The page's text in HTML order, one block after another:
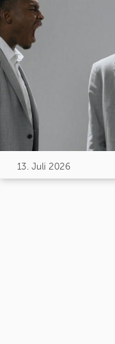
13. Juli 2026